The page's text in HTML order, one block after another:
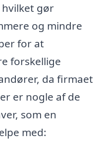
gør
og mindre
for at
forskellige
da firmaet
er nogle af de
som en
med: